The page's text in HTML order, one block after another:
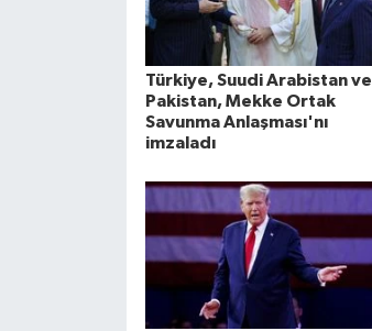
Türkiye, Suudi Arabistan ve
Pakistan, Mekke Ortak
Savunma Anlaşması'nı
imzaladı